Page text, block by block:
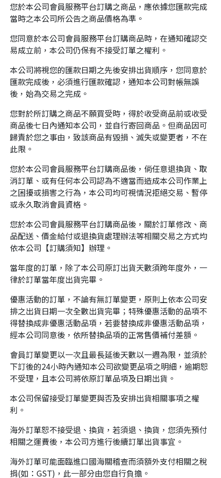
您於本公司會員服務平台訂購之商品，應依據您匯款完成
當時之本公司所公告之商品價格為準。
您同意於本公司會員服務平台訂購商品時，在通知確認交
易成立前，本公司仍保有不接受訂單之權利。
本公司將視您的匯款日期之先後安排出貨順序，您同意於
匯款完成後，必須進行匯款確認，通知本公司對帳無誤
後，始為交易之完成。
您對於所訂購之商品不願買受時，得於收受商品前或收受
商品後七日內通知本公司，並自行寄回商品。但商品因可
歸責於您之事由，致該商品有毀損、滅失或變更者，不在
此限。
您於本公司會員服務平台訂購商品後，倘任意退換貨、取
消訂單、或有任何本公司認為不適當而造成本公司作業上
之困擾或損害之行為，本公司均可視情況拒絕交易、暫停
或永久取消會員資格。
您於本公司會員服務平台訂購商品後，關於訂單修改、商
品配送、價金給付或退換貨處理辦法等相關交易之方式均
依本公司【訂購須知】辦理。
當年度的訂單，除了本公司原訂出貨天數須跨年度外，一
律於訂單當年度出貨完畢。
優惠活動的訂單，不論有無訂單變更，原則上依本公司安
排之出貨日期一次全數出貨完畢；特殊優惠活動的品項不
得替換成非優惠活動品項，若要替換成非優惠活動品項，
經本公司同意後，依所替換品項的正常售價補付差額。
會員訂單變更以一次且最長延後天數以一週為限，並須於
下訂後的24小時內通知本公司欲變更品項之明細，逾期恕
不受理，且本公司將依原訂單品項及日期出貨。
本公司保留接受訂單變更與否及安排出貨相關事項之權
利。
海外訂單恕不接受退、換貨，若須退、換貨，您須先預付
相關之運費後，本公司方進行後續訂單出貨事宜。
海外訂單可能面臨進口國海關稽查而須額外支付相關之稅
捐(如：GST)，此一部分由您自行負擔。